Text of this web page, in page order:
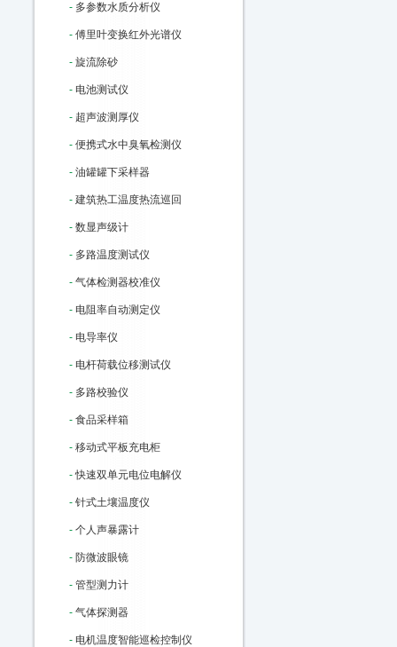
- 多参数水质分析仪
- 傅里叶变换红外光谱仪
- 旋流除砂
- 电池测试仪
- 超声波测厚仪
- 便携式水中臭氧检测仪
- 油罐罐下采样器
- 建筑热工温度热流巡回
- 数显声级计
- 多路温度测试仪
- 气体检测器校准仪
- 电阻率自动测定仪
- 电导率仪
- 电杆荷载位移测试仪
- 多路校验仪
- 食品采样箱
- 移动式平板充电柜
-快速双单元电位电解仪
- 针式土壤温度仪
- 个人声暴露计
- 防微波眼镜
- 管型测力计
- 气体探测器
- 电机温度智能巡检控制仪